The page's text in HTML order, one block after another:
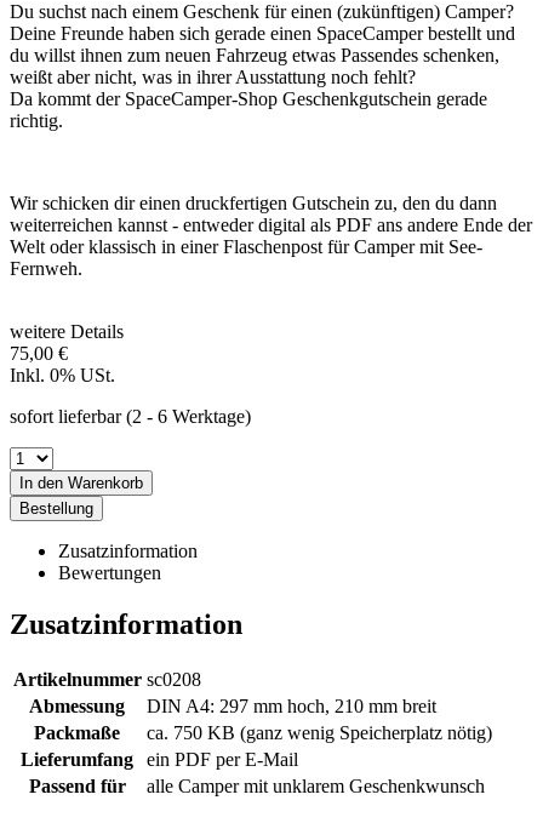
Du suchst nach einem Geschenk für einen (zukünftigen) Camper?
Deine Freunde haben sich gerade einen SpaceCamper bestellt und
du willst ihnen zum neuen Fahrzeug etwas Passendes schenken,
weißt aber nicht, was in ihrer Ausstattung noch fehlt?
Da kommt der SpaceCamper-Shop Geschenkgutschein gerade
richtig.
Wir schicken dir einen druckfertigen Gutschein zu, den du dann
weiterreichen kannst - entweder digital als PDF ans andere Ende der
Welt oder klassisch in einer Flaschenpost für Camper mit See-
Fernweh.
weitere Details
75,00 €
Inkl. 0% USt.
sofort lieferbar(2 - 6 Werktage)
In den Warenkorb
Bestellung
Zusatzinformation
Bewertungen
Zusatzinformation
Artikelnummer sc0208
Abmessung
DIN A4: 297 mm hoch, 210 mm breit
Packmaße
ca. 750 KB (ganz wenig Speicherplatz nötig)
Lieferumfang
ein PDF per E-Mail
Passend für
alle Camper mit unklarem Geschenkwunsch